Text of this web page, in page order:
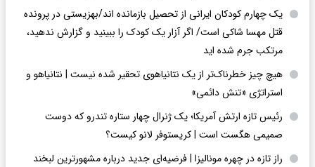
یک چهارم کودکان ایرانی از تحصیل بازمانده اند/بهزیستی در پرونده
قتل مهسا شاکی است/ اگر آزار یک کودک را ببینید و گزارش ندهید،
مرتکب جرم شده اید
هیچ چیز خطرناک‌تر از یک نتانیاهوی تحقیر شده نیست | نتانیاهو و
استراتژی «تنش دائمی»
رئیس تازه ارتش آمریکا؛ یک ژنرال چهار ستاره تندرو که دوست
صمیمی هگست است | کریستوفر لانو کیست؟
راز تازه در چهره مونالیزا | فرضیه‌ای جدید درباره مشهورترین لبخند